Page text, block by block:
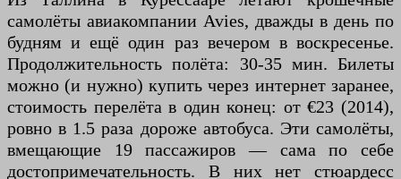
самолёты авиакомпании Avies, дважды в день по
будням и ещё один раз вечером в воскресенье.
Продолжительность полёта: 30-35 мин. Билеты
можно (и нужно) купить через интернет заранее,
стоимость перелёта в один конец: от €23 (2014),
ровно в 1.5 раза дороже автобуса. Эти самолёты,
вмещающие 19 пассажиров — сама по себе
достопримечательность. В них нет стюардесс